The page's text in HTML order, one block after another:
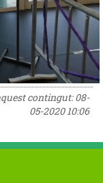
contingut:08-
05-2020 10:06